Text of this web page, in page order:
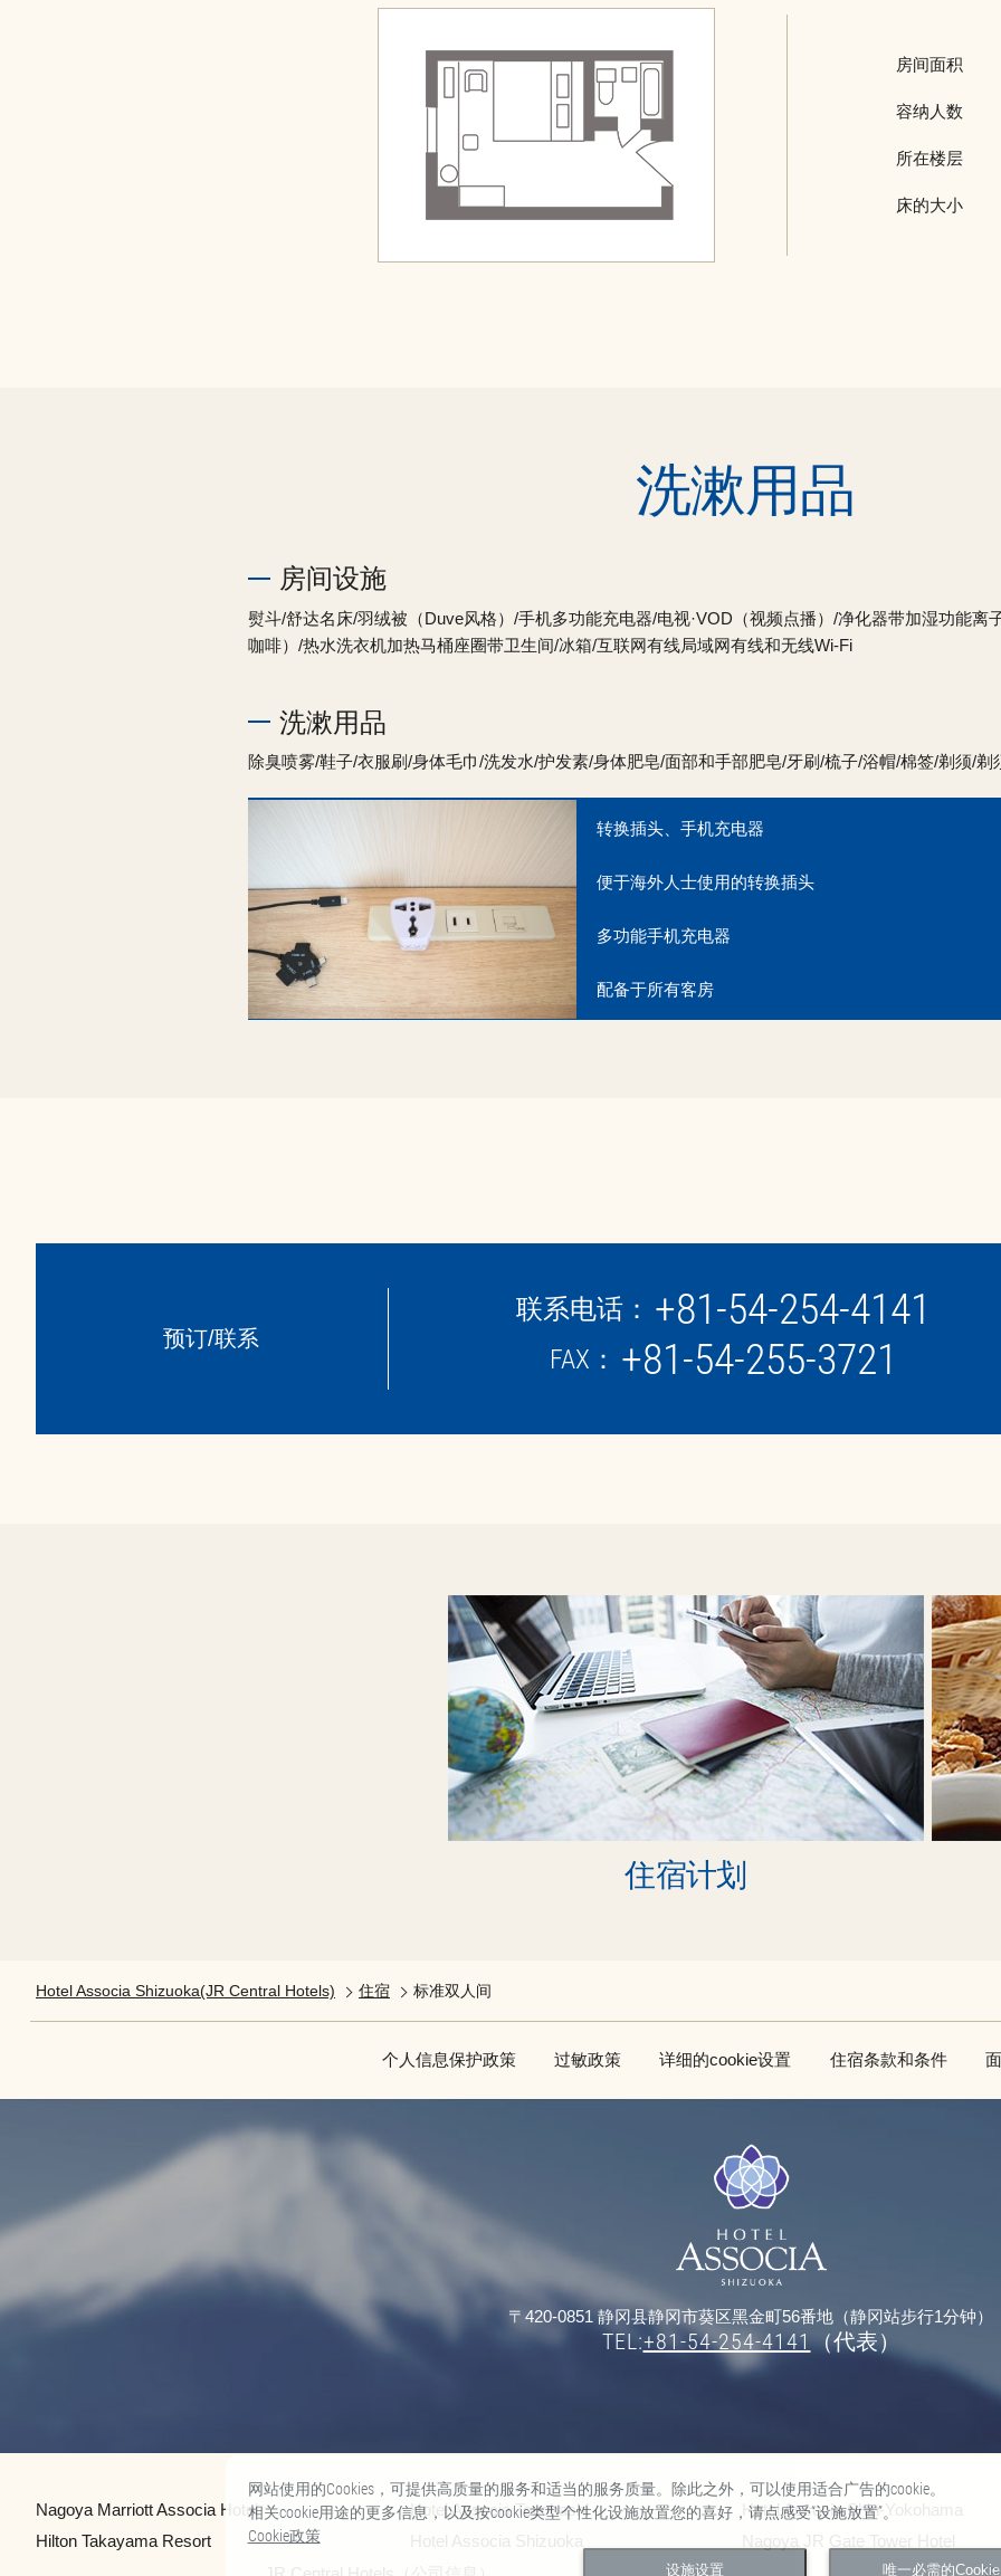
房间面积
容纳人数
所在楼层
床的大小
洗漱用品
房间设施
熨斗/舒达名床/羽绒被（Duve风格）/手机多功能充电器/电视·VOD（视频点播）/净化器带加湿功能离
咖啡）/热水洗衣机加热马桶座圈带卫生间/冰箱/互联网有线局域网有线和无线Wi-Fi
洗漱用品
除臭喷雾/鞋子/衣服刷/身体毛巾/洗发水/护发素/身体肥皂/面部和手部肥皂/牙刷/梳子/浴帽/棉签/剃须/剃
转换插头、手机充电器
便于海外人士使用的转换插头
多功能手机充电器
配备于所有客房
预订/联系
联系电话： +81-54-254-4141
FAX： +81-54-255-3721
住宿计划
Hotel Associa Shizuoka(JR Central Hotels) 住宿 标准双人间
个人信息保护政策 过敏政策 详细的cookie设置 住宿条款和条件
〒420-0851 静冈县静冈市葵区黑金町56番地（静冈站步行1分钟）
TEL:+81-54-254-4141（代表）
Nagoya Marriott Associa Hotel
Hilton Takayama Resort
Hotel Associa Toyohashi
Hotel Associa Shin-Yokohama
Nagoya JR Gate Tower Hotel
网站使用的Cookies，可提供高质量的服务和适当的服务质量。除此之外，可以使用适合广告的cookie。
相关cookie用途的更多信息，以及按cookie类型个性化设施放置您的喜好，请点感受“设施放置”。
Cookie政策
唯一必需的Cookie
设施设置